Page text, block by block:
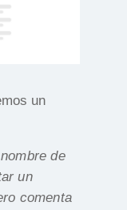
un
de
un
comenta